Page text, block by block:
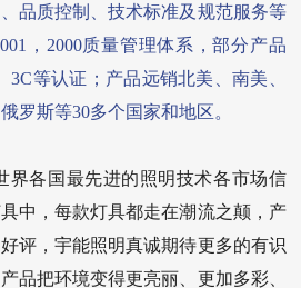
品质控制、技术标准及规范服务等
，2000质量管理体系，部分产品
3C等认证；产品远销北美、南美、
罗斯等30多个国家和地区。
各国最先进的照明技术各市场信
中，每款灯具都走在潮流之颠，产
评，宇能照明真诚期待更多的有识
品把环境变得更亮丽、更加多彩、